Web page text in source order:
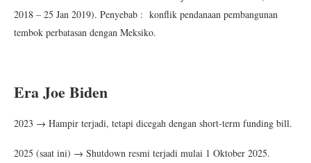
2018 – 25 Jan 2019). Penyebab : konflik pendanaan pembangunan
tembok perbatasan dengan Meksiko.
Era Joe Biden
2023 → Hampir terjadi, tetapi dicegah dengan short-term funding bill.
2025 (saat ini) → Shutdown resmi terjadi mulai 1 Oktober 2025.